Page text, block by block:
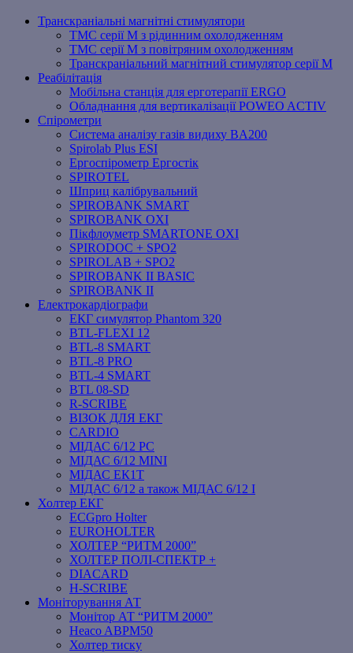
Транскраніальні магнітні стимулятори
ТМС серії M з рідинним охолодженням
ТМС серії M з повітряним охолодженням
Транскраніальний магнітний стимулятор серії M
Реабілітація
Мобільна станція для ерготерапії ERGO
Обладнання для вертикалізації POWEO ACTIV
Спірометри
Система аналізу газів видиху BA200
Spirolab Plus ESI
Ергоспірометр Ергостік
SPIROTEL
Шприц калібрувальний
SPIROBANK SMART
SPIROBANK OXI
Пікфлоуметр SMARTONE OXI
SPIRODOC + SPO2
SPIROLAB + SPO2
SPIROBANK II BASIC
SPIROBANK II
Електрокардіографи
ЕКГ симулятор Phantom 320
BTL-FLEXI 12
BTL-8 SMART
BTL-8 PRO
BTL-4 SMART
BTL 08-SD
R-SCRIBE
ВІЗОК ДЛЯ ЕКГ
CARDIO
МІДАС 6/12 PC
МІДАС 6/12 MINI
МІДАС ЕК1Т
МІДАС 6/12 а також МІДАС 6/12 І
Холтер ЕКГ
ECGpro Holter
EUROHOLTER
ХОЛТЕР “РИТМ 2000”
ХОЛТЕР ПОЛІ-СПЕКТР +
DIACARD
H-SCRIBE
Моніторування АТ
Монітор АТ “РИТМ 2000”
Heaco ABPM50
Холтер тиску